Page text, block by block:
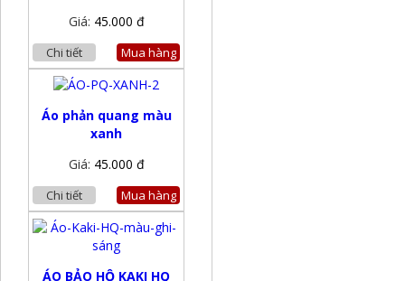
Giá: 45.000 đ
Chi tiết Mua hàng
Áo phản quang màu
xanh
Giá: 45.000 đ
Chi tiết Mua hàng
ÁO BẢO HỘ KAKI HQ